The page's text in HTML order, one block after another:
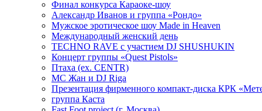
Финал конкурса Караоке-шоу
Александр Иванов и группа «Рондо»
Мужское эротическое шоу Made in Heaven
Международный женский день
TECHNO RAVE с участием DJ SHUSHUKIN
Концерт группы «Quest Pistols»
Птаха (ex. CENTR)
МС Жан и DJ Riga
Презентация фирменного компакт-диска КРК
группа Каста